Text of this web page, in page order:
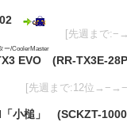
[先週まで
ー/CoolerMaster
EVO (RR-TX3E-
[先週まで:12位
「小槌」 (SCKZT-